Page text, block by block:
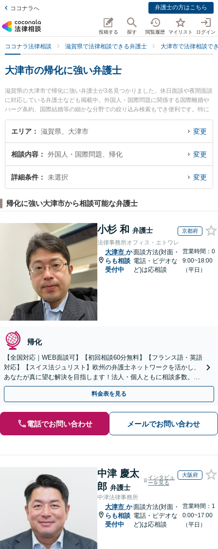
ココナラへ 弁護士の方はこちら
投稿する 探す 閲覧履歴 マイリスト ログイン
ココナラ法律相談 滋賀県で法律相談できる弁護士 大津市で法律相談で
大津市の帰化に強い弁護士
滋賀県の大津市で帰化に強い弁護士が3名見つかりました。休日面談や夜間面談
に対応している弁護士なども掲載中。外国人・国際問題に関係する国際離婚や
ハーグ条約、国際結婚等の細かな分野での絞り込み検索もでき便利です。特に
浜大津法律事務所の樋口 真也弁護士や琵琶湖大橋法律事務所の清水 脩弁護士、
羽座岡法律事務所の佐藤 正子弁護士のプロフィール情報や弁護士費用、強みな
どが注目されています。『大津市で土日や夜間に発生した帰化のトラブルを今
を検索したい』『初回相談無料で帰化を法律相談できる大津市内の弁護士に相
談予約したい』などでお困りの相談者さんにおすすめです。
エリア 滋賀県、大津市 変更
相談内容 外国人・国際問題、帰化 変更
詳細条件 未選択 変更
帰化に強い大津市から相談可能な弁護士
小杉 和 弁護士 京都府
法律事務所オフィス・エトワレ
大津市 か
らも相談
受付中
面談方法(対面・
電話・ビデオな
ど)は応相談
営業時間：0
9:00~18:00
（平日）
帰化
【全国対応｜WEB面談可】【初回相談60分無料】【フランス語・英語
対応】【スイス法ジュリスト】欧州の弁護士ネットワークを活かし、
あなたが真に望む解決を目指します！法人・個人ともに相談多数。細
やかな連絡と粘り強い交渉を徹底【休日・夜間相談可】
料金表を見る
電話でお問い合わせ メールでお問い合わせ
中津 慶太
郎 弁護士
インタビュ
ーを見る
大阪府
中津法律事務所
大津市 か
らも相談
受付中
面談方法(対面・
電話・ビデオな
ど)は応相談
営業時間：1
0:00~17:00
（平日）